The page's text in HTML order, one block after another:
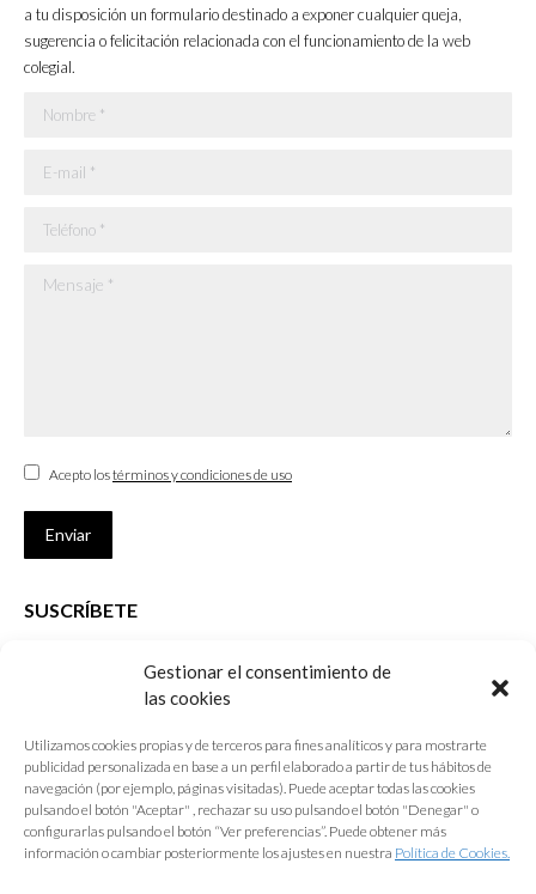
Gestionar el consentimiento de
las cookies
Utilizamos cookies propias y de terceros para fines analíticos y para mostrarte
publicidad personalizada en base a un perfil elaborado a partir de tus hábitos de
navegación (por ejemplo, páginas visitadas). Puede aceptar todas las cookies
pulsando el botón "Aceptar" , rechazar su uso pulsando el botón "Denegar" o
configurarlas pulsando el botón “Ver preferencias”. Puede obtener más
información o cambiar posteriormente los ajustes en nuestra Política de Cookies.
new
window
new
window
new
window
new
window
a tu disposición un formulario destinado a exponer cualquier queja,
sugerencia o felicitación relacionada con el funcionamiento de la web
colegial.
Nombre *
E-mail *
Teléfono *
Mensaje *
Acepto lostérminos y condiciones de uso
Enviar
SUSCRÍBETE
que desarrolla el Colegio de Arquitectos de Cádiz
E-mail *
Acepto lostérminos y condiciones de uso